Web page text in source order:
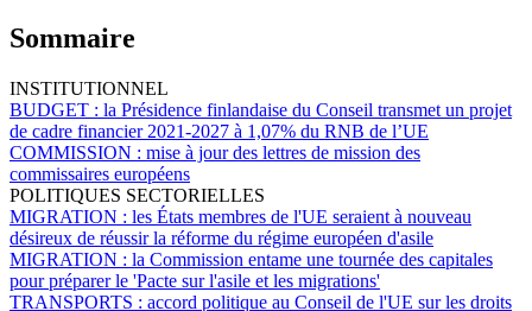
Sommaire
INSTITUTIONNEL
BUDGET : la Présidence finlandaise du Conseil transmet un projet
de cadre financier 2021-2027 à 1,07% du RNB de l’UE
COMMISSION : mise à jour des lettres de mission des
commissaires européens
POLITIQUES SECTORIELLES
MIGRATION : les États membres de l'UE seraient à nouveau
désireux de réussir la réforme du régime européen d'asile
MIGRATION : la Commission entame une tournée des capitales
pour préparer le 'Pacte sur l'asile et les migrations'
TRANSPORTS : accord politique au Conseil de l'UE sur les droits